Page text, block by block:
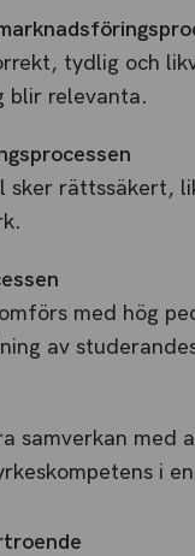
tydlig och
blir relevanta.
sker rättssäkert,
med hög
av
samverkan
i